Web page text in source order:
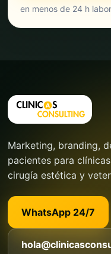
en menos de 24 h
Marketing, branding,
pacientes para
cirugía estética y
WhatsApp 24/7